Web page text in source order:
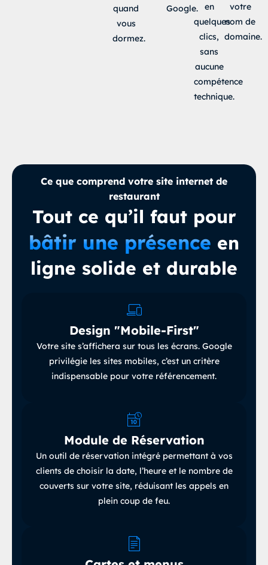
quand
vous
dormez.
Google.
en
quelques
clics,
sans
aucune
compétence
technique.
votre
nom de
domaine.
Ce que comprend votre site internet de
restaurant
Tout ce qu’il faut pour
bâtir une présence en
ligne solide et durable
Design "Mobile-First"
Votre site s’affichera sur tous les écrans. Google
privilégie les sites mobiles, c’est un critère
indispensable pour votre référencement.
Module de Réservation
Un outil de réservation intégré permettant à vos
clients de choisir la date, l’heure et le nombre de
couverts sur votre site, réduisant les appels en
plein coup de feu.